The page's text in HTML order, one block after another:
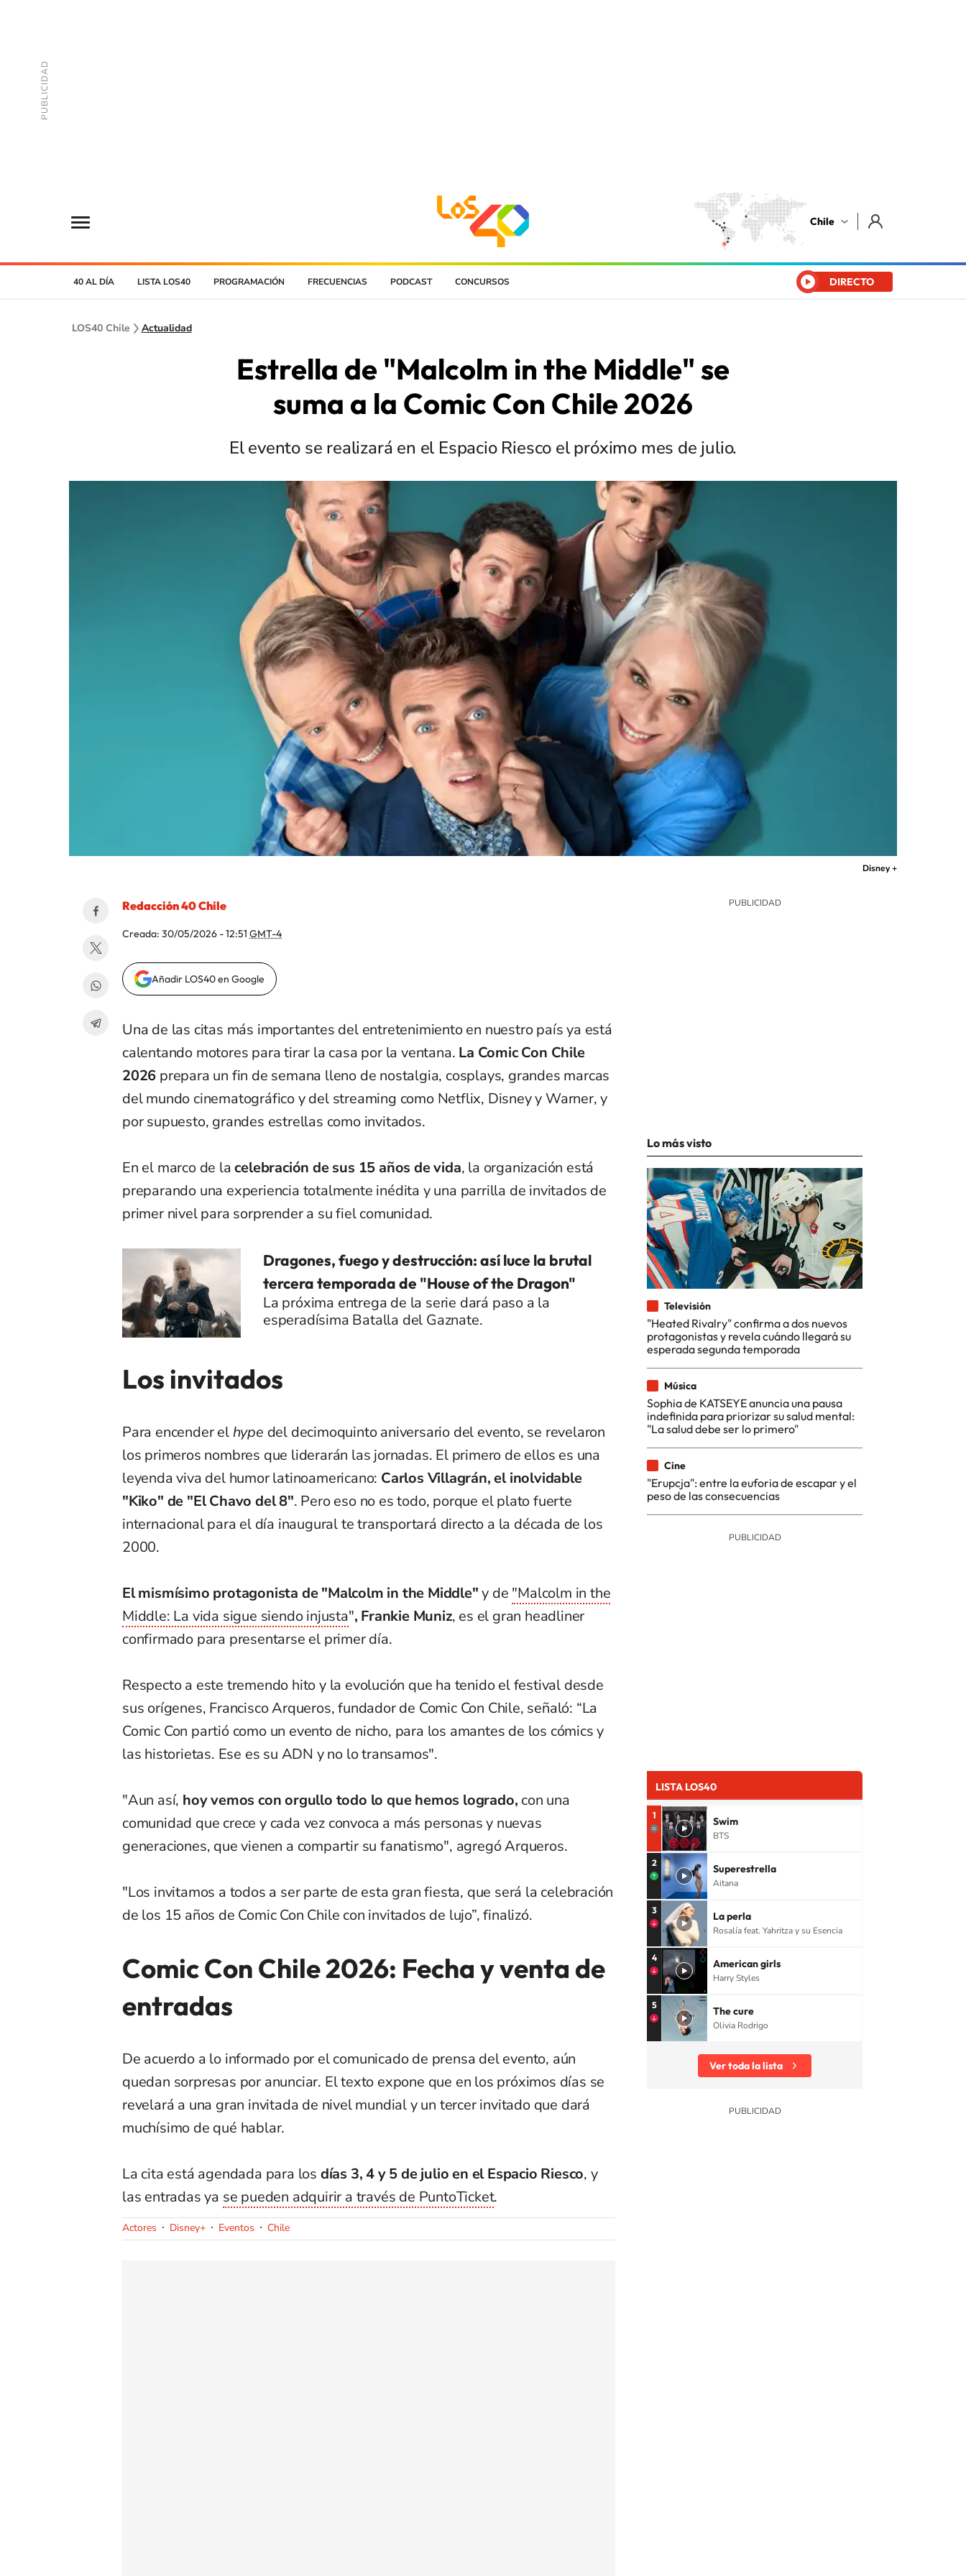
Chile
40 AL DÍA LISTA LOS40 PROGRAMACIÓN FRECUENCIAS PODCAST CONCURSOS DIRECTO
LOS40 Chile Actualidad
Estrella de "Malcolm in the Middle" se
suma a la Comic Con Chile 2026
El evento se realizará en el Espacio Riesco el próximo mes de julio.
Disney +
Redacción 40 Chile
Creada: 30/05/2026 - 12:51 GMT-4
Añadir LOS40 en Google
Una de las citas más importantes del entretenimiento en nuestro país ya está
calentando motores para tirar la casa por la ventana. La Comic Con Chile
2026 prepara un fin de semana lleno de nostalgia, cosplays, grandes marcas
del mundo cinematográfico y del streaming como Netflix, Disney y Warner, y
por supuesto, grandes estrellas como invitados.
En el marco de lacelebración de sus 15 años de vida, la organización está
preparando una experiencia totalmente inédita y una parrilla de invitados de
primer nivel para sorprender a su fiel comunidad.
Dragones, fuego y destrucción: así luce la brutal
tercera temporada de "House of the Dragon"
La próxima entrega de la serie dará paso a la
esperadísima Batalla del Gaznate.
Los invitados
Para encender elhype del decimoquinto aniversario del evento, se revelaron
los primeros nombres que liderarán las jornadas. El primero de ellos es una
leyenda viva del humor latinoamericano: Carlos Villagrán, el inolvidable
"Kiko" de "El Chavo del 8". Pero eso no es todo, porque el plato fuerte
internacional para el día inaugural te transportará directo a la década de los
2000.
El mismísimo protagonista de "Malcolm in the Middle"y de "Malcolm in the
Middle: La vida sigue siendo injusta", Frankie Muniz, es el gran headliner
confirmado para presentarse el primer día.
Respecto a este tremendo hito y la evolución que ha tenido el festival desde
sus orígenes, Francisco Arqueros, fundador de Comic Con Chile, señaló: “La
Comic Con partió como un evento de nicho, para los amantes de los cómics y
las historietas. Ese es su ADN y no lo transamos".
"Aun así, hoy vemos con orgullo todo lo que hemos logrado, con una
comunidad que crece y cada vez convoca a más personas y nuevas
generaciones, que vienen a compartir su fanatismo", agregó Arqueros.
"Los invitamos a todos a ser parte de esta gran fiesta, que será la celebración
de los 15 años de Comic Con Chile con invitados de lujo”, finalizó.
Comic Con Chile 2026: Fecha y venta de
entradas
De acuerdo a lo informado por el comunicado de prensa del evento, aún
quedan sorpresas por anunciar. El texto expone que en los próximos días se
revelará a una gran invitada de nivel mundial y un tercer invitado que dará
muchísimo de qué hablar.
La cita está agendada para los días 3, 4 y 5 de julio en el Espacio Riesco, y
las entradas ya se pueden adquirir a través de PuntoTicket.
Actores Disney+ Eventos Chile
Lo más visto
Televisión
"Heated Rivalry" confirma a dos nuevos
protagonistas y revela cuándo llegará su
esperada segunda temporada
Música
Sophia de KATSEYE anuncia una pausa
indefinida para priorizar su salud mental:
"La salud debe ser lo primero"
Cine
"Erupcja": entre la euforia de escapar y el
peso de las consecuencias
LISTA LOS40
1 Swim
BTS
2 Superestrella
Aitana
3 La perla
Rosalía feat. Yahritza y su Esencia
4 American girls
Harry Styles
5 The cure
Olivia Rodrigo
Ver toda la lista